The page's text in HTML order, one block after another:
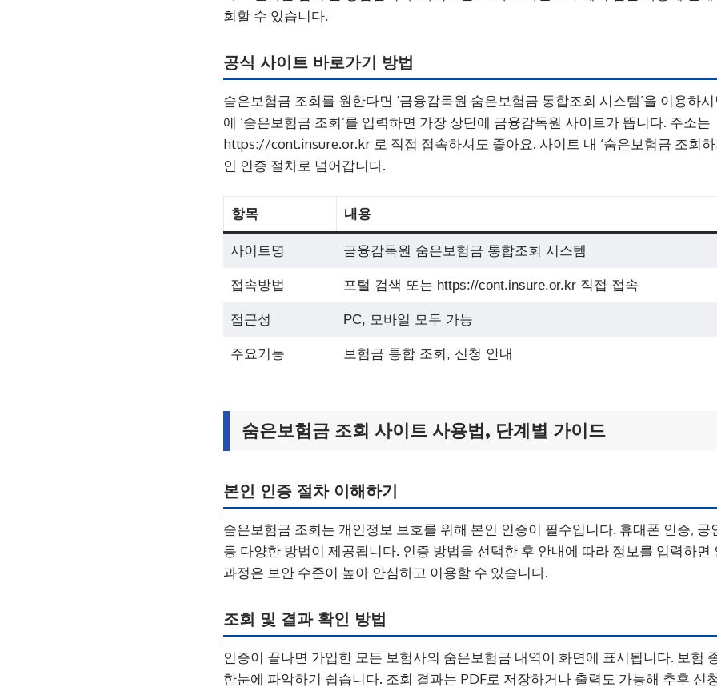
회할 수 있습니다.
공식 사이트 바로가기 방법
숨은보험금 조회를 원한다면 ‘금융감독원 숨은보험금 통합조회 시스템’을 이용하
에 ‘숨은보험금 조회’를 입력하면 가장 상단에 금융감독원 사이트가 뜹니다. 주소는
https://cont.insure.or.kr 로 직접 접속하셔도 좋아요. 사이트 내 ‘숨은보험금 조회
인 인증 절차로 넘어갑니다.
항목 내용
사이트명 금융감독원 숨은보험금 통합조회 시스템
접속방법 포털 검색 또는 https://cont.insure.or.kr 직접 접속
접근성 PC, 모바일 모두 가능
주요기능 보험금 통합 조회, 신청 안내
숨은보험금 조회 사이트 사용법, 단계별 가이드
본인 인증 절차 이해하기
숨은보험금 조회는 개인정보 보호를 위해 본인 인증이 필수입니다. 휴대폰 인증, 공
등 다양한 방법이 제공됩니다. 인증 방법을 선택한 후 안내에 따라 정보를 입력하면
과정은 보안 수준이 높아 안심하고 이용할 수 있습니다.
조회 및 결과 확인 방법
인증이 끝나면 가입한 모든 보험사의 숨은보험금 내역이 화면에 표시됩니다. 보험
한눈에 파악하기 쉽습니다. 조회 결과는 PDF로 저장하거나 출력도 가능해 추후 신